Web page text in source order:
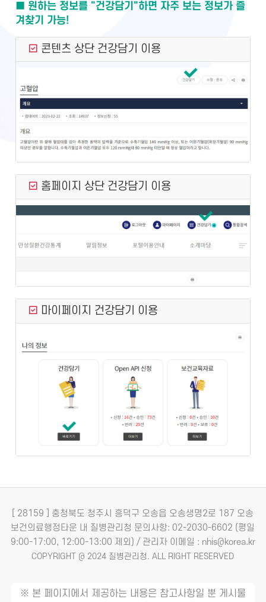
■ 원하는 정보를 "건강담기"하면 자주 보는 정보가 즐
겨찾기 가능!
콘텐츠 상단 건강담기 이용
홈페이지 상단 건강담기 이용
마이페이지 건강담기 이용
[ 28159 ] 충청북도 청주시 흥덕구 오송읍 오송생명2로 187 오송
보건의료행정타운 내 질병관리청 문의사항: 02-2030-6602 (평일
9:00-17:00, 12:00-13:00 제외) / 관리자 이메일 : nhis@korea.kr
COPYRIGHT @ 2024 질병관리청. ALL RIGHT RESERVED
※ 본 페이지에서 제공하는 내용은 참고사항일 뿐 게시물